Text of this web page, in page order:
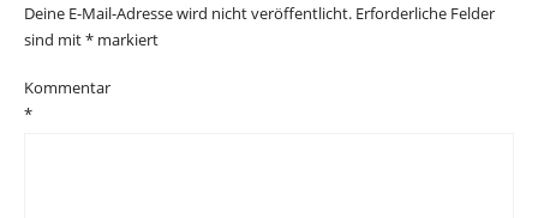
Deine E-Mail-Adresse wird nicht veröffentlicht. Erforderliche Felder
sind mit* markiert
Kommentar
*